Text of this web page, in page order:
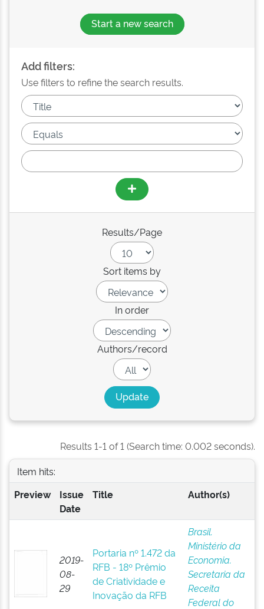
Start a new search
Add filters:
Use filters to refine the search results.
Results/Page
Sort items by
In order
Authors/record
Results 1-1 of 1 (Search time: 0.002 seconds).
Item hits:
Preview
Issue
Date
Title Author(s)
2019-
08-
29
Portaria nº 1.472 da
RFB - 18º Prêmio
de Criatividade e
Inovação da RFB
Brasil.
Ministério da
Economia.
Secretaria da
Receita
Federal do